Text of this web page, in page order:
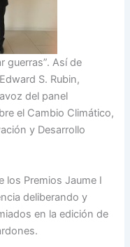
guerras”. Así de
S. Rubin,
del panel
el Cambio Climático,
y Desarrollo
los Premios Jaume I
deliberando y
en la edición de